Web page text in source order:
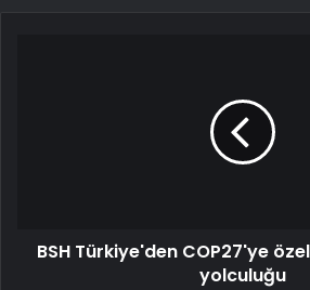
BSH Türkiye'den COP27'ye
yolculuğu